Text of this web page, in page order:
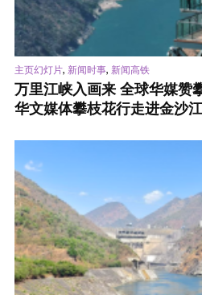
主页幻灯片, 新闻时事, 新闻高铁
万里江峡入画来 全球华媒
华文媒体攀枝花行走进金沙